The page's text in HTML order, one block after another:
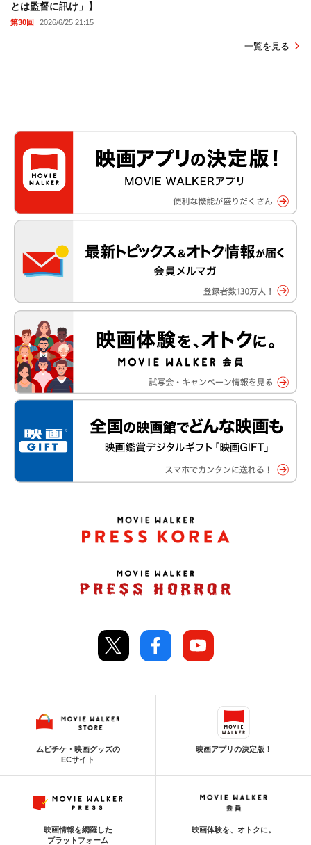
とは監督に訊け」】
第30回 2026/6/25 21:15
一覧を見る
ムビチケ・映画グッズの
ECサイト
映画アプリの決定版！
映画情報を網羅した
プラットフォーム
映画体験を、オトクに。